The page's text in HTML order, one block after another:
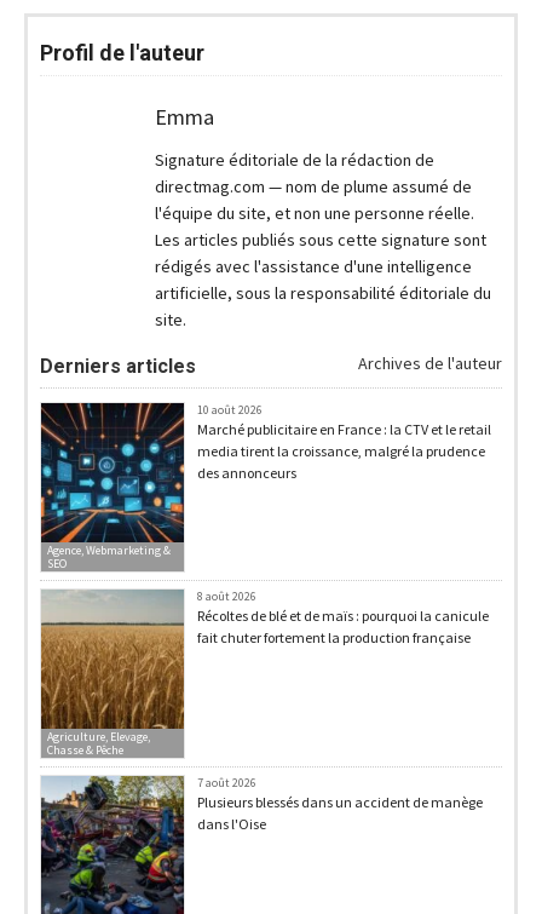
Profil de l'auteur
Emma
Signature éditoriale de la rédaction de
directmag.com — nom de plume assumé de
l'équipe du site, et non une personne réelle.
Les articles publiés sous cette signature sont
rédigés avec l'assistance d'une intelligence
artificielle, sous la responsabilité éditoriale du
site.
Derniers articles Archives de l'auteur
Agence, Webmarketing &
SEO
10 août 2026
Marché publicitaire en France : la CTV et le retail
media tirent la croissance, malgré la prudence
des annonceurs
Agriculture, Elevage,
Chasse & Pêche
8 août 2026
Récoltes de blé et de maïs : pourquoi la canicule
fait chuter fortement la production française
7 août 2026
Plusieurs blessés dans un accident de manège
dans l'Oise